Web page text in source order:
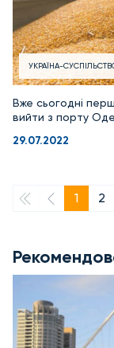
УКРАЇНА-
Вже сьогодні
вийти з порту
29.07.2022
1 2